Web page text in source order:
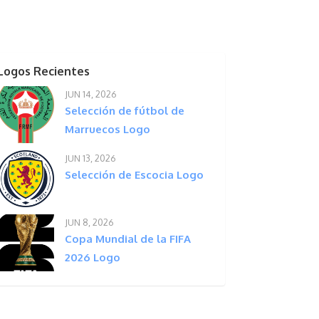
Recientes
JUN 14, 2026
Selección de fútbol de
Marruecos Logo
JUN 13, 2026
Selección de Escocia Logo
JUN 8, 2026
Copa Mundial de la FIFA
2026 Logo